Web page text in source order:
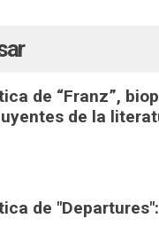
de “Franz”,
de la
de